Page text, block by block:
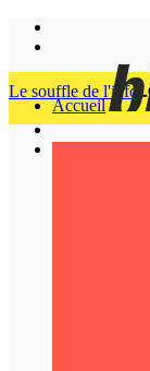
Accueil
Le souffle de l'info